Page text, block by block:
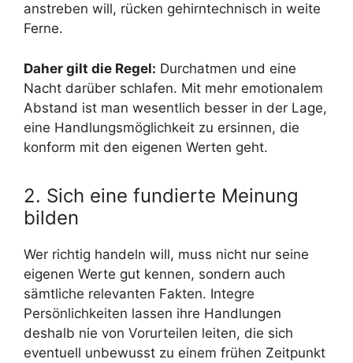
anstreben will, rücken gehirntechnisch in weite
Ferne.
Daher gilt die Regel: Durchatmen und eine
Nacht darüber schlafen. Mit mehr emotionalem
Abstand ist man wesentlich besser in der Lage,
eine Handlungsmöglichkeit zu ersinnen, die
konform mit den eigenen Werten geht.
2. Sich eine fundierte Meinung
bilden
Wer richtig handeln will, muss nicht nur seine
eigenen Werte gut kennen, sondern auch
sämtliche relevanten Fakten. Integre
Persönlichkeiten lassen ihre Handlungen
deshalb nie von Vorurteilen leiten, die sich
eventuell unbewusst zu einem frühen Zeitpunkt